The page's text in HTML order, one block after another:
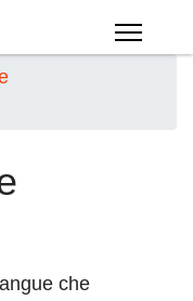
che